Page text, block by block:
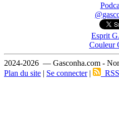
Esprit
Couleur
2024-2026 — Gasconha.com -
Plan du site | Se connecter|